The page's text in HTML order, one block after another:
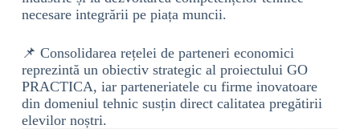
necesare integrării pe piața muncii.
📌 Consolidarea rețelei de parteneri economici
reprezintă un obiectiv strategic al proiectului GO
PRACTICA, iar parteneriatele cu firme inovatoare
din domeniul tehnic susțin direct calitatea pregătirii
elevilor noștri.